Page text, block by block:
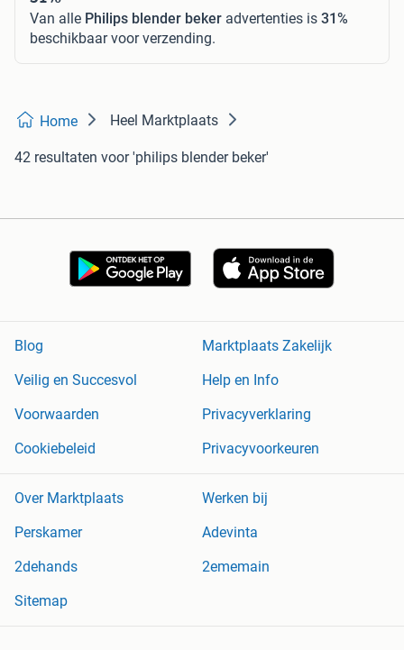
Van alle Philips blender beker advertenties is 31%
beschikbaar voor verzending.
Home Heel Marktplaats
42 resultaten voor 'philips blender beker'
Blog
Marktplaats Zakelijk
Veilig en Succesvol
Help en Info
Voorwaarden
Privacyverklaring
Cookiebeleid
Privacyvoorkeuren
Over Marktplaats
Werken bij
Perskamer
Adevinta
2dehands
2ememain
Sitemap